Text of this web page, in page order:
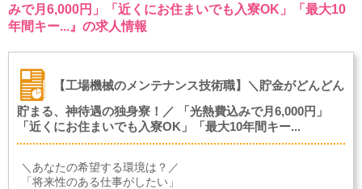
みで月6,000円」「近くにお住まいでも入寮OK」「最大10
年間キー...』の求人情報
【工場機械のメンテナンス技術職】＼貯金がどんどん
貯まる、神待遇の独身寮！／ 「光熱費込みで月6,000円」
「近くにお住まいでも入寮OK」「最大10年間キー...
＼あなたの希望する環境は？／
「将来性のある仕事がしたい」